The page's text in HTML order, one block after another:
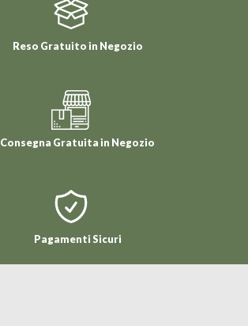
Reso Gratuito in Negozio
Consegna Gratuita in Negozio
Pagamenti Sicuri